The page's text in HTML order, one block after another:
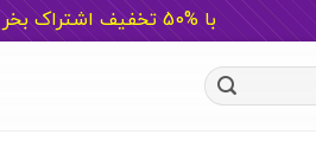
با %50 تخفیف اشتراک بخر